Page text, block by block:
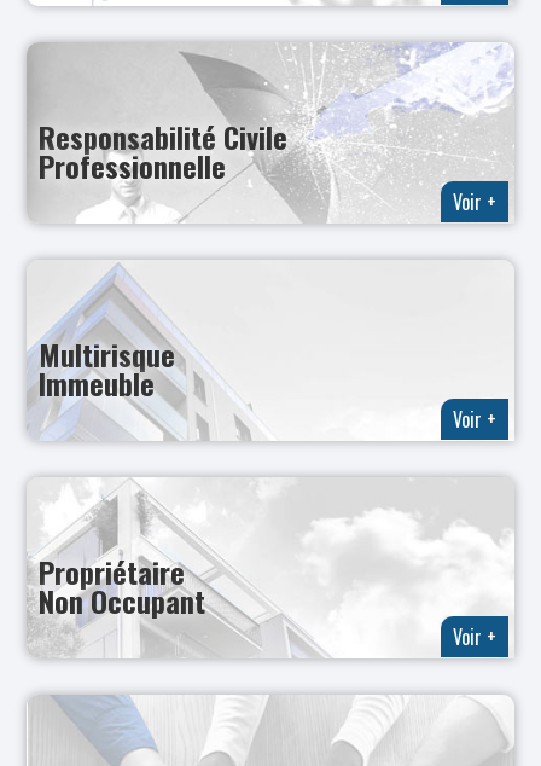
Responsabilité Civile
Professionnelle
Voir +
Multirisque
Immeuble
Voir +
Propriétaire
Non Occupant
Voir +